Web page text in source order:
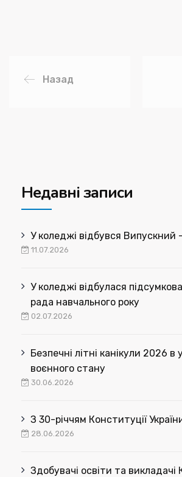
Назад
Недавні записи
У коледжі відбувся Випускний
11.07.2026
У коледжі відбулася
рада навчального року
02.07.2026
Безпечні літні канікули 2026 в
воєнного стану
30.06.2026
З 30-річчям Конституції
28.06.2026
Здобувачі освіти та